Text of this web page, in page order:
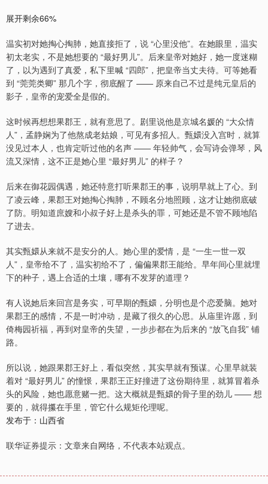
展开剩余66%
温实初对她掏心掏肺，她直接拒了，说 “心里没他”。在她眼里，温实
初太老实，不是她想要的 “最好男儿”。后来皇帝对她好，她一度迷糊
了，以为遇到了真爱，私下里喊 “四郎”，把皇帝当丈夫待。可等她看
到 “莞莞类卿” 那几个字，彻底醒了 —— 原来自己不过是纯元皇后的
影子，皇帝的宠爱全是假的。
这时候再想想果郡王，就有意思了。剧里说他是京城名媛的 “大众情
人”，孟静娴为了他熬成老姑娘，可见有多招人。甄嬛没入宫时，就算
没见过本人，也肯定听过他的名声 —— 年轻帅气，会写诗会弹琴，风
流又深情，这不正是她心里 “最好男儿” 的样子？
后来在御花园偶遇，她还特意打听果郡王的事，说明早就上了心。到
了凌云峰，果郡王对她掏心掏肺，不顾名分地照顾，这才让她彻底破
了防。明知道庶嫂和小叔子好上是杀头的罪，可她还是不管不顾地陷
了进去。
其实甄嬛从来就不是安分的人。她心里的爱情，是 “一生一世一双
人”，皇帝给不了，温实初给不了，偏偏果郡王能给。早年间心里就埋
下的种子，遇上合适的土壤，哪有不发芽的道理？
有人说她后来回宫是务实，可早期的甄嬛，分明也是个恋爱脑。她对
果郡王的感情，不是一时冲动，是藏了很久的心思。从庙里许愿，到
倚梅园祈福，再到对皇帝的失望，一步步都在为后来的 “放飞自我” 铺
路。
所以说，她跟果郡王好上，看似突然，其实早就有预谋。心里早就装
着对 “最好男儿” 的憧憬，果郡王正好撞进了这份期待里，就算冒着杀
头的风险，她也愿意赌一把。这大概就是甄嬛的骨子里的劲儿 —— 想
要的，就得攥在手里，管它什么规矩伦理呢。
发布于：山西省
联华证券提示：文章来自网络，不代表本站观点。